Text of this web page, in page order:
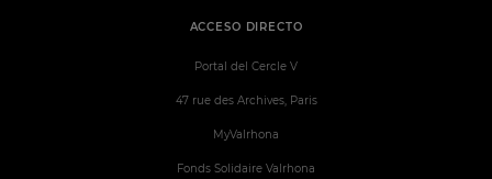
ACCESO DIRECTO
Portal del Cercle V
47 rue des Archives, Paris
MyValrhona
Fonds Solidaire Valrhona